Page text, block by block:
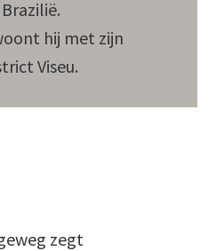
hij met zijn
Viseu.
zegt